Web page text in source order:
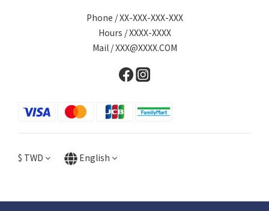
Phone / XX-XXX-XXX-XXX
Hours / XXXX-XXXX
Mail / XXX@XXXX.COM
$ TWD English